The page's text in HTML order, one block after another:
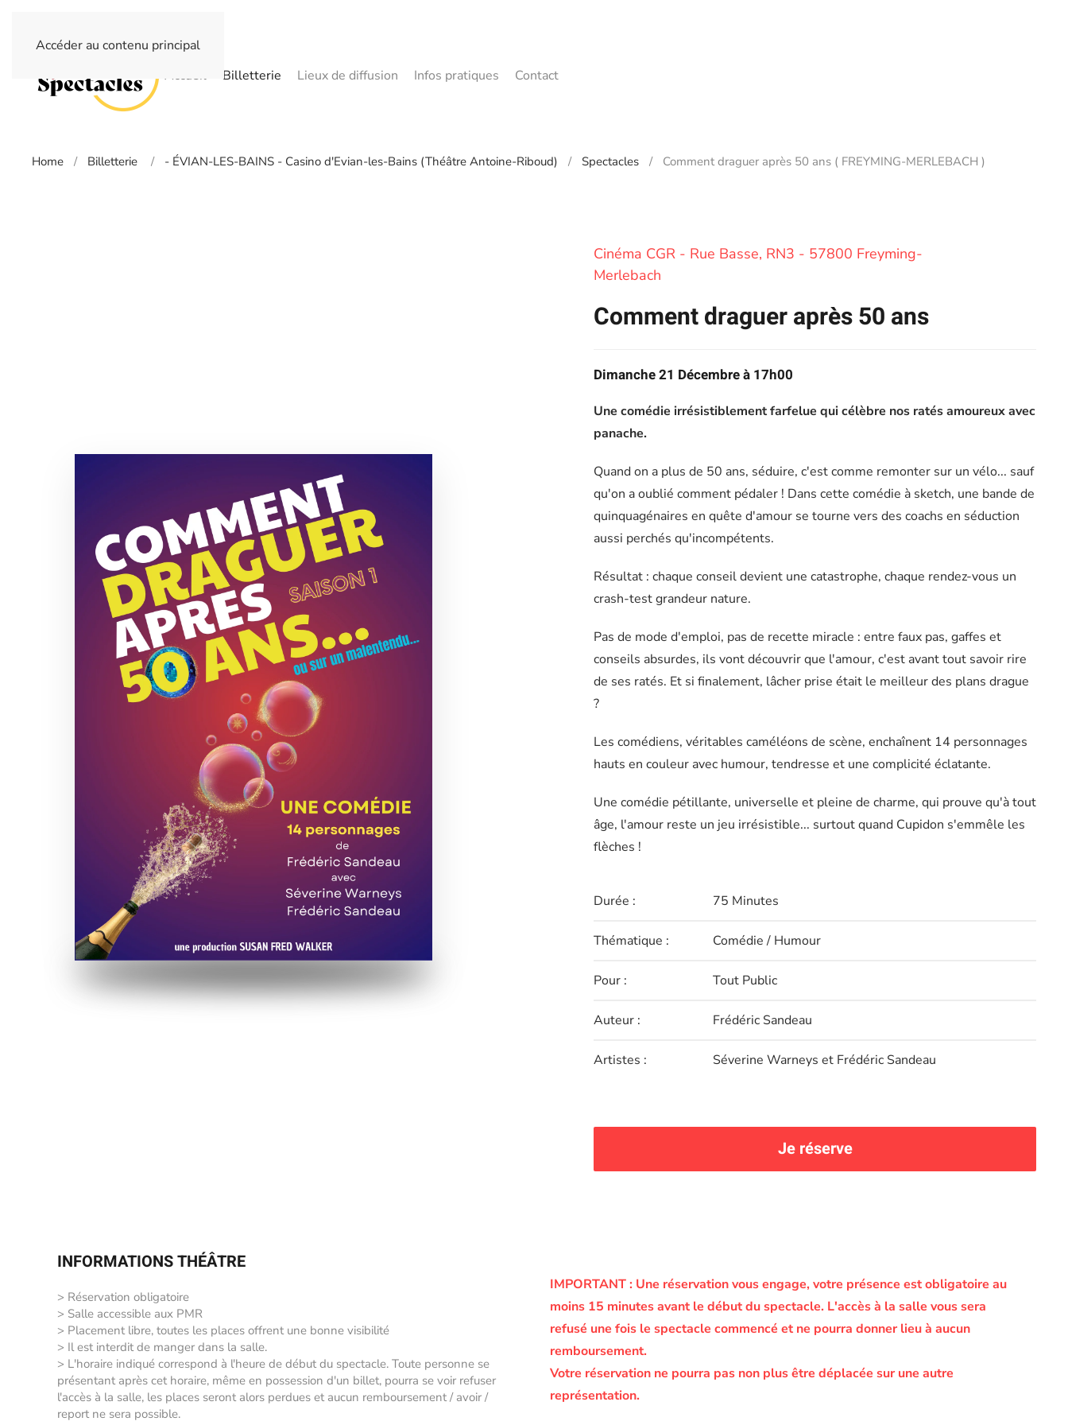
Accéder au contenu principal
Accueil
Billetterie Lieux de diffusion Infos pratiques Contact
Home Billetterie - ÉVIAN-LES-BAINS - Casino d'Evian-les-Bains (Théâtre Antoine-Riboud) Spectacles Comment draguer après 50 ans ( FREYMING-MERLEBACH )
Cinéma CGR - Rue Basse, RN3 - 57800 Freyming-
Merlebach
Comment draguer après 50 ans
Dimanche 21 Décembre à 17h00
Une comédie irrésistiblement farfelue qui célèbre nos ratés amoureux avec
panache.
Quand on a plus de 50 ans, séduire, c'est comme remonter sur un vélo... sauf
qu'on a oublié comment pédaler ! Dans cette comédie à sketch, une bande de
quinquagénaires en quête d'amour se tourne vers des coachs en séduction
aussi perchés qu'incompétents.
Résultat : chaque conseil devient une catastrophe, chaque rendez-vous un
crash-test grandeur nature.
Pas de mode d'emploi, pas de recette miracle : entre faux pas, gaffes et
conseils absurdes, ils vont découvrir que l'amour, c'est avant tout savoir rire
de ses ratés. Et si finalement, lâcher prise était le meilleur des plans drague
?
Les comédiens, véritables caméléons de scène, enchaînent 14 personnages
hauts en couleur avec humour, tendresse et une complicité éclatante.
Une comédie pétillante, universelle et pleine de charme, qui prouve qu'à tout
âge, l'amour reste un jeu irrésistible... surtout quand Cupidon s'emmêle les
flèches !
Durée : 75 Minutes
Thématique : Comédie / Humour
Pour : Tout Public
Auteur : Frédéric Sandeau
Artistes : Séverine Warneys et Frédéric Sandeau
Je réserve
INFORMATIONS THÉÂTRE
> Réservation obligatoire
> Salle accessible aux PMR
> Placement libre, toutes les places offrent une bonne visibilité
> Il est interdit de manger dans la salle.
> L'horaire indiqué correspond à l'heure de début du spectacle. Toute personne se
présentant après cet horaire, même en possession d'un billet, pourra se voir refuser
l'accès à la salle, les places seront alors perdues et aucun remboursement / avoir /
report ne sera possible.
IMPORTANT : Une réservation vous engage, votre présence est obligatoire au
moins 15 minutes avant le début du spectacle. L'accès à la salle vous sera
refusé une fois le spectacle commencé et ne pourra donner lieu à aucun
remboursement.
Votre réservation ne pourra pas non plus être déplacée sur une autre
représentation.